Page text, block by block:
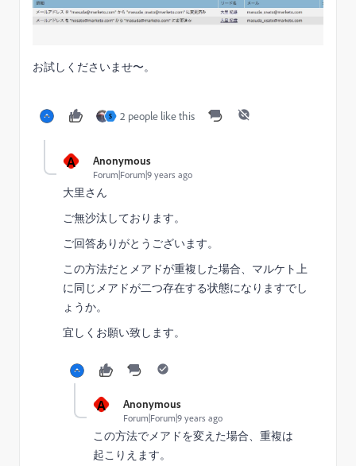
お試しくださいませ〜。
S 2 people like this
A Anonymous
Forum|Forum|9 years ago
大里さん
ご無沙汰しております。
ご回答ありがとうございます。
この方法だとメアドが重複した場合、マルケト上
に同じメアドが二つ存在する状態になりますでし
ょうか。
宜しくお願い致します。
A Anonymous
Forum|Forum|9 years ago
この方法でメアドを変えた場合、重複は
起こりえます。